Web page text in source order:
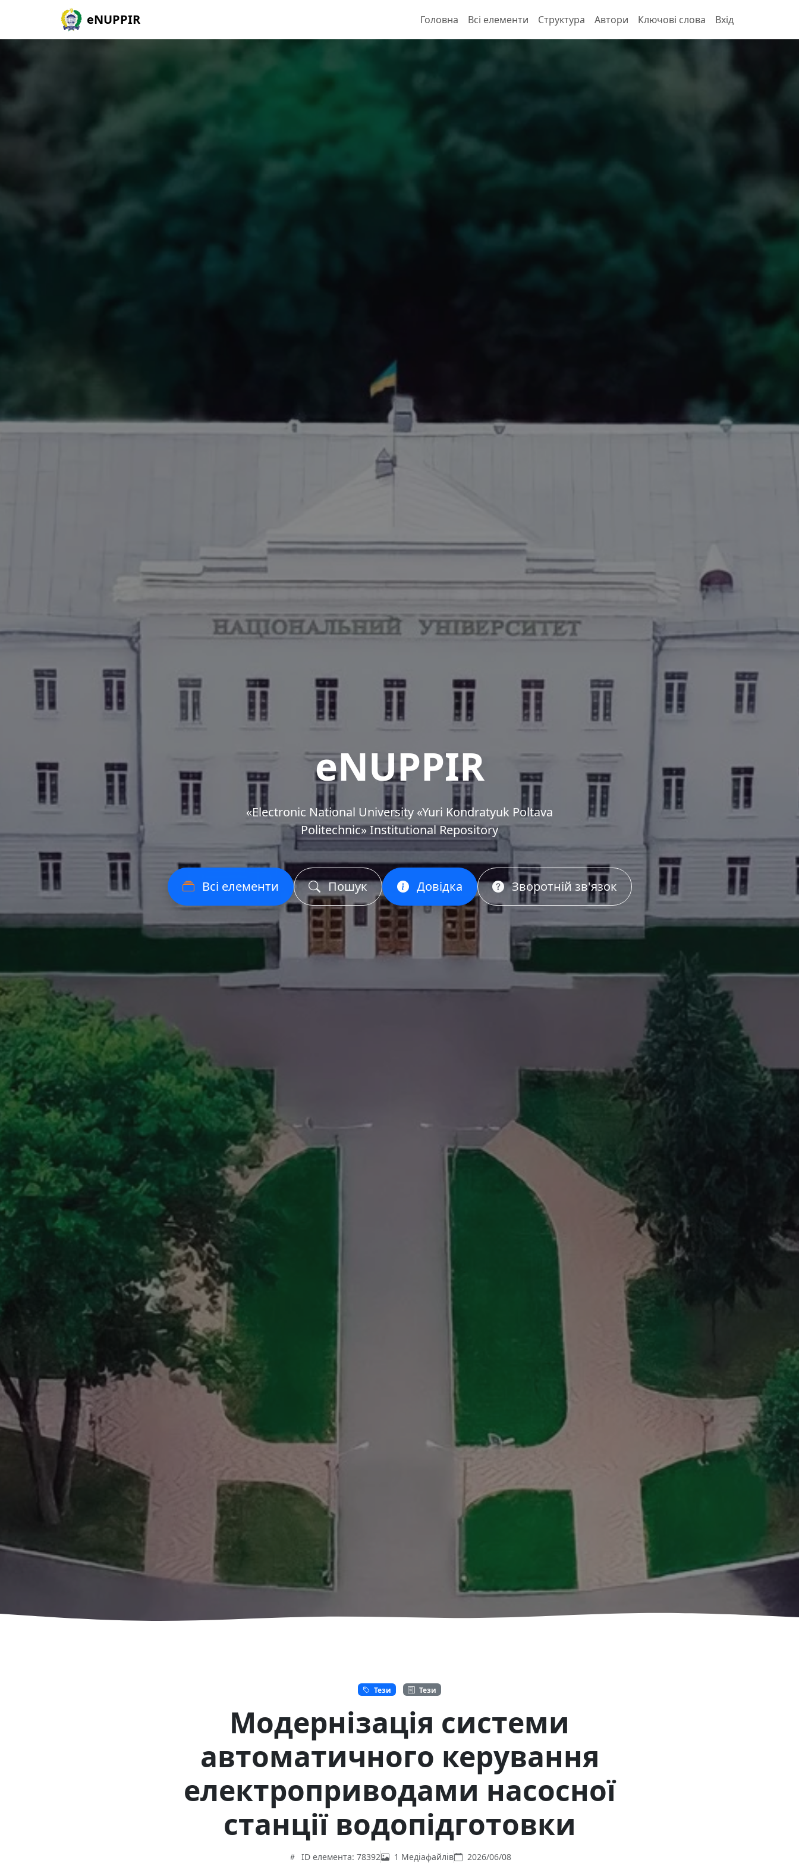
eNUPPIR Головна Всі елементи Структура Автори Ключові слова Вхід
eNUPPIR
«Еlectronic National University «Yuri Kondratyuk Poltava
Politechnic» Institutional Repository
Всі елементи Пошук Довідка Зворотній зв'язок
Тези Тези
Модернізація системи
автоматичного керування
електроприводами насосної
станції водопідготовки
ID елемента: 78392 1 Медіафайлів 2026/06/08